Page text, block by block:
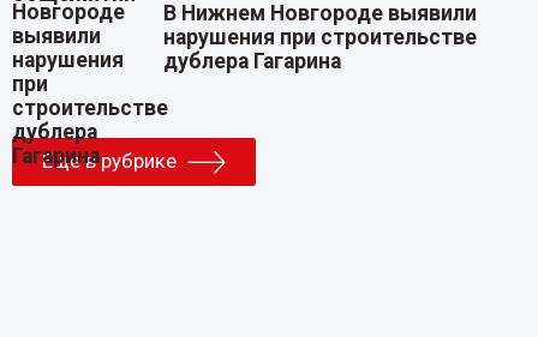
В Нижнем Новгороде выявили
нарушения при строительстве
дублера Гагарина
Еще в рубрике